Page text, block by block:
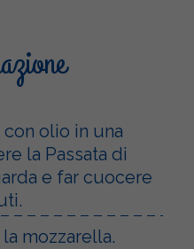
olio in una
la Passata di
e far cuocere
mozzarella.